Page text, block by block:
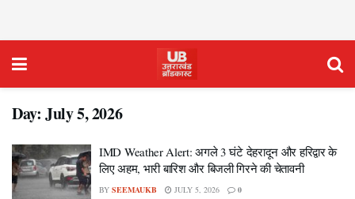
Day: July 5, 2026
IMD Weather Alert: अगले 3 घंटे देहरादून और हरिद्वार के
लिए अहम, भारी बारिश और बिजली गिरने की चेतावनी
BY SEEMAUKB JULY 5, 2026 0